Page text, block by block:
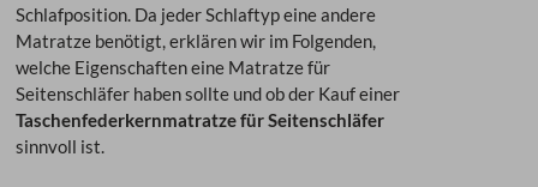
Schlafposition. Da jeder Schlaftyp eine andere
Matratze benötigt, erklären wir im Folgenden,
welche Eigenschaften eine Matratze für
Seitenschläfer haben sollte und ob der Kauf einer
Taschenfederkernmatratze für Seitenschläfer
sinnvoll ist.